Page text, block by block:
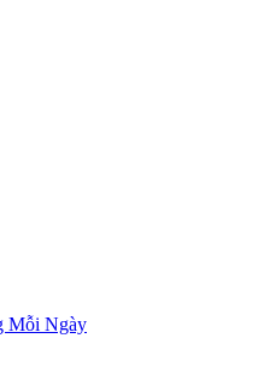
Mỗi Ngày